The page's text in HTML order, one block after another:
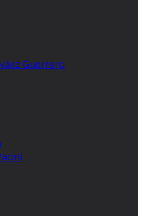
Guerrero